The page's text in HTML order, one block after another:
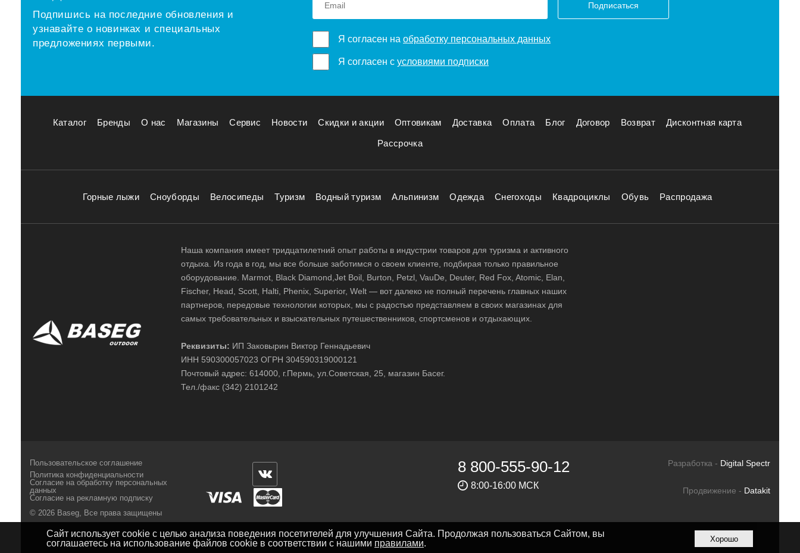
Подпишись на последние обновления и
узнавайте о новинках и специальных
предложениях первыми.
Подписаться
Я согласен на обработку персональных данных
Я согласен с условиями подписки
Каталог Бренды О нас Магазины Сервис Новости Скидки и акции Оптовикам Доставка Оплата Блог Договор Возврат Дисконтная карта
Рассрочка
Горные лыжи Сноуборды Велосипеды Туризм Водный туризм Альпинизм Одежда Снегоходы Квадроциклы Обувь Распродажа
Наша компания имеет тридцатилетний опыт работы в индустрии товаров для туризма и активного
отдыха. Из года в год, мы все больше заботимся о своем клиенте, подбирая только правильное
оборудование. Marmot, Black Diamond,Jet Boil, Burton, Petzl, VauDe, Deuter, Red Fox, Atomic, Elan,
Fischer, Head, Scott, Halti, Phenix, Superior, Welt — вот далеко не полный перечень главных наших
партнеров, передовые технологии которых, мы с радостью представляем в своих магазинах для
самых требовательных и взыскательных путешественников, спортсменов и отдыхающих.
Реквизиты: ИП Заковырин Виктор Геннадьевич
ИНН 590300057023 ОГРН 304590319000121
Почтовый адрес: 614000, г.Пермь, ул.Советская, 25, магазин Басег.
Тел./факс (342) 2101242
Пользовательское соглашение
Политика конфиденциальности
Согласие на обработку персональных
данных
Согласие на рекламную подписку
© 2026 Baseg, Все права защищены
8 800-555-90-12
8:00-16:00 МСК
Разработка - Digital Spectr
Продвижение - Datakit
Сайт использует cookie с целью анализа поведения посетителей для улучшения Сайта. Продолжая пользоваться Сайтом, вы
соглашаетесь на использование файлов cookie в соответствии с нашими правилами. Хорошо